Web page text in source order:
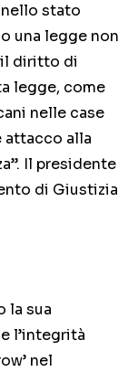
stato
una legge non
il diritto di
legge, come
nelle case
attacco alla
Il presidente
di Giustizia
la sua
l’integrità
nel